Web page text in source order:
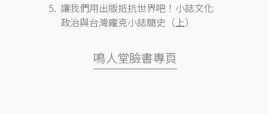
讓我們用出版抵抗世界吧！小誌文化
政治與台灣龐克小誌簡史（上）
鳴人堂臉書專頁